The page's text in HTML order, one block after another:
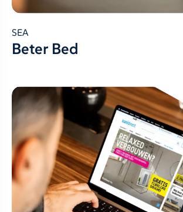
SEA
Beter Bed